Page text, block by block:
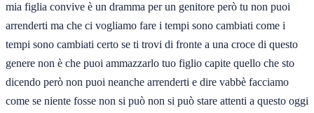
mia figlia convive è un dramma per un genitore però tu non puoi
arrenderti ma che ci vogliamo fare i tempi sono cambiati come i
tempi sono cambiati certo se ti trovi di fronte a una croce di questo
genere non è che puoi ammazzarlo tuo figlio capite quello che sto
dicendo però non puoi neanche arrenderti e dire vabbè facciamo
come se niente fosse non si può non si può stare attenti a questo oggi